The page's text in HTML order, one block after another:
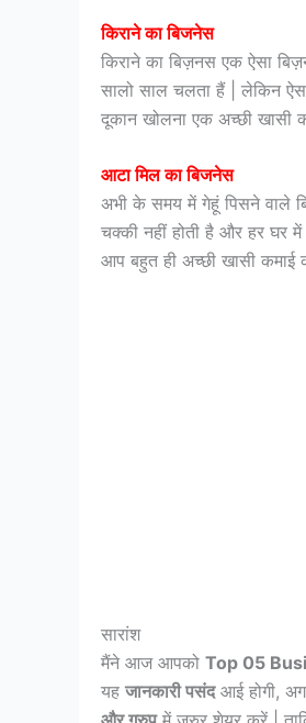
किराने का बिजनेस
किराने का बिज़नस एक ऐसा
सालो साल चलता हैं | लेकिन
दूकान खोलना एक अच्छी खासी
आटा मिल का बिजनेस
अभी के समय में गेहूं पिसने वाले
चक्की नहीं होती है और हर घर
आप बहुत ही अच्छी खासी
सारांश
मैंने आज आपको Top 05
यह जानकारी पसंदआई होगी,